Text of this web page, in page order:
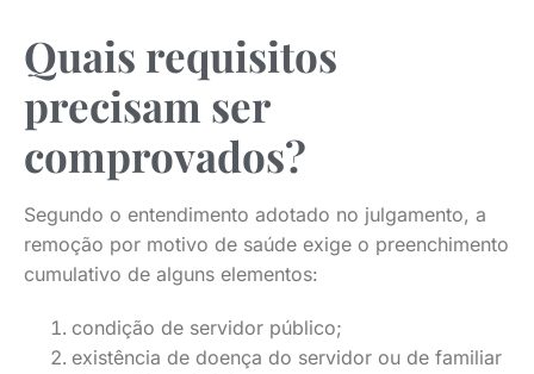
Quais requisitos
precisam ser
comprovados?
Segundo o entendimento adotado no julgamento, a
remoção por motivo de saúde exige o preenchimento
cumulativo de alguns elementos:
condição de servidor público;
existência de doença do servidor ou de familiar